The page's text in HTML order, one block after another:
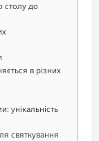
столу до
в різних
унікальність
святкування